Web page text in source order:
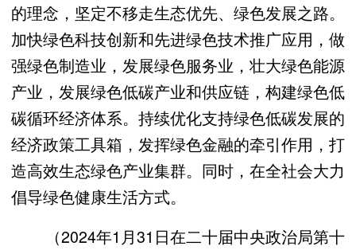
的理念，坚定不移走生态优先、绿色发展之路。
加快绿色科技创新和先进绿色技术推广应用，做
强绿色制造业，发展绿色服务业，壮大绿色能源
产业，发展绿色低碳产业和供应链，构建绿色低
碳循环经济体系。持续优化支持绿色低碳发展的
经济政策工具箱，发挥绿色金融的牵引作用，打
造高效生态绿色产业集群。同时，在全社会大力
倡导绿色健康生活方式。
（2024年1月31日在二十届中央政治局第十